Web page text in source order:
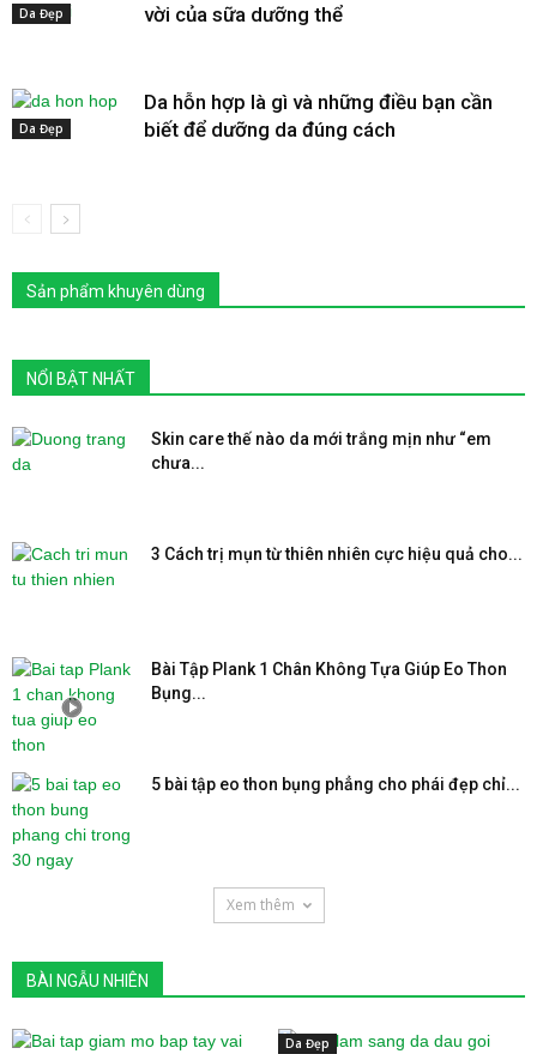
Da Đẹp
vời của sữa dưỡng thể
Da Đẹp
Da hỗn hợp là gì và những điều bạn cần
biết để dưỡng da đúng cách
Sản phẩm khuyên dùng
NỔI BẬT NHẤT
Skin care thế nào da mới trắng mịn như “em
chưa...
3 Cách trị mụn từ thiên nhiên cực hiệu quả cho...
Bài Tập Plank 1 Chân Không Tựa Giúp Eo Thon
Bụng...
5 bài tập eo thon bụng phẳng cho phái đẹp chỉ...
Xem thêm
BÀI NGẪU NHIÊN
Da Đẹp